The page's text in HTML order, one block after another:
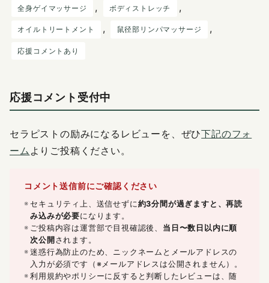
全身ゲイマッサージ , ボディストレッチ ,
オイルトリートメント , 鼠径部リンパマッサージ ,
応援コメントあり
応援コメント受付中
セラピストの励みになるレビューを、ぜひ下記のフォ
ーム よりご投稿ください。
コメント送信前にご確認ください
セキュリティ上、送信せずに約3分間が過ぎますと、再読
み込みが必要になります。
ご投稿内容は運営部で目視確認後、 当日〜数日以内に順
次公開 されます。
迷惑行為防止のため、ニックネームとメールアドレスの
入力が必須です（※メールアドレスは公開されません）。
利用規約やポリシーに反すると判断したレビューは、随